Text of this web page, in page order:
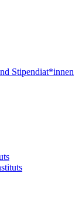
Stipendiat*innen